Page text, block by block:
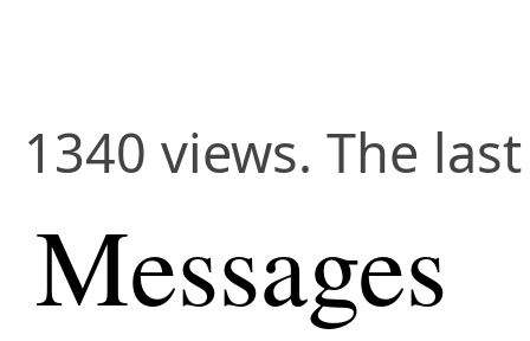
1340 views. The
Messages